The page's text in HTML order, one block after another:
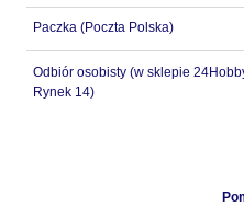
Paczka (Poczta Polska)
Odbiór osobisty (w sklepie
Rynek 14)